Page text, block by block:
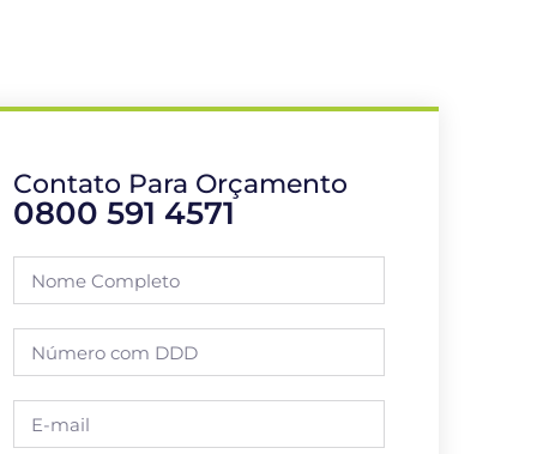
Contato Para Orçamento
0800 591 4571